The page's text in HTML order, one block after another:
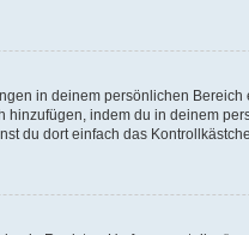
in deinem persönlichen
indem du in deinem
du dort einfach das